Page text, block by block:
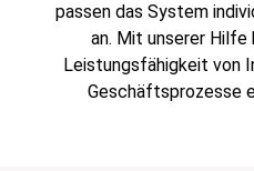
passen das System
an. Mit unserer Hilfe
Leistungsfähigkeit von
Geschäftsprozesse